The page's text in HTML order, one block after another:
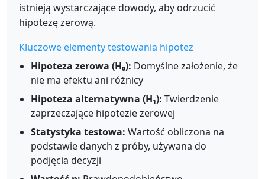
istnieją wystarczające dowody, aby odrzucić
hipotezę zerową.
Kluczowe elementy testowania hipotez
Hipoteza zerowa (H₀): Domyślne założenie, że
nie ma efektu ani różnicy
Hipoteza alternatywna (H₁): Twierdzenie
zaprzeczające hipotezie zerowej
Statystyka testowa: Wartość obliczona na
podstawie danych z próby, używana do
podjęcia decyzji